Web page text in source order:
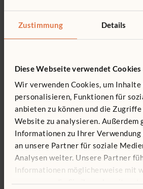
Zustimmung Details
Diese Webseite verwendet Cookies
Wir verwenden Cookies, um Inhalte
personalisieren, Funktionen für
anbieten zu können und die
Website zu analysieren. Außerdem
Informationen zu Ihrer
an unsere Partner für soziale
Analysen weiter. Unsere Partner
Informationen möglicherweise mit
zusammen, die Sie ihnen
Passt unser Raumkonzept zu den
Vergleichbar mit einem Buffet sollten alle
Raum als „Buffet“: Materialrotation und
Dazu gehört auch, Materialien regelmäßig
Impulse zu setzen. Gleichzeitig sollte der
ansprechend gestaltet sein – besonders für
Bedürfnissen.